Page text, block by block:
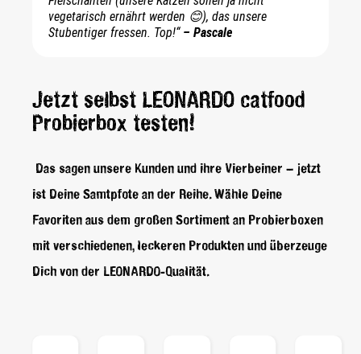
vegetarisch ernährt werden 😊), das unsere
Stubentiger fressen. Top!“– Pascale
Jetzt selbst LEONARDO catfood
Probierbox testen!
Das sagen unsere Kunden und ihre Vierbeiner – jetzt
ist Deine Samtpfote an der Reihe. Wähle Deine
Favoriten aus dem großen Sortiment an Probierboxen
mit verschiedenen, leckeren Produkten und überzeuge
Dich von der LEONARDO-Qualität.